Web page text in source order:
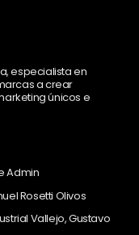
especialista en
a crear
únicos e
Admin
Rosetti Olivos
Vallejo, Gustavo